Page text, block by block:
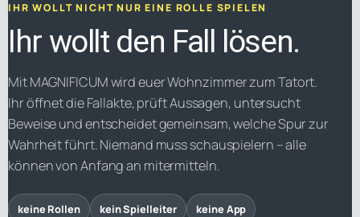
IHR WOLLT NICHT NUR EINE ROLLE SPIELEN
Ihr wollt den Fall lösen.
Mit MAGNIFICUM wird euer Wohnzimmer zum Tatort.
Ihr öffnet die Fallakte, prüft Aussagen, untersucht
Beweise und entscheidet gemeinsam, welche Spur zur
Wahrheit führt. Niemand muss schauspielern – alle
können von Anfang an mitermitteln.
keine Rollen kein Spielleiter keine App